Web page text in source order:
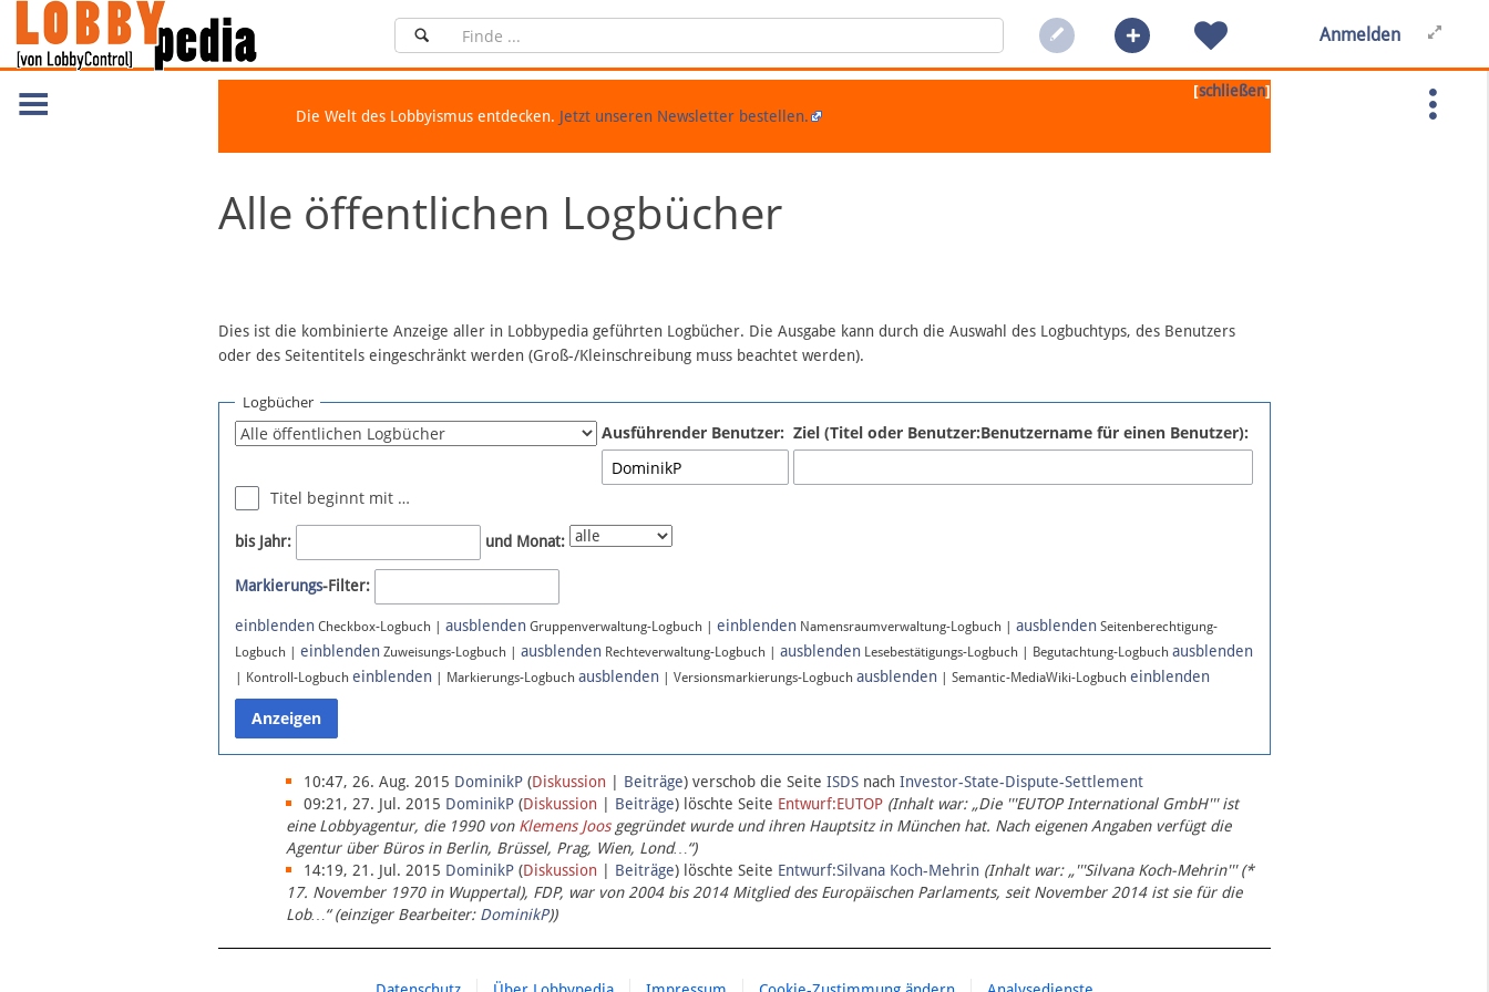
Anmelden
[schließen]
Die Welt des Lobbyismus entdecken. Jetzt unseren Newsletter bestellen.
Alle öffentlichen Logbücher
Dies ist die kombinierte Anzeige aller in Lobbypedia geführten Logbücher. Die Ausgabe kann durch die Auswahl des Logbuchtyps, des Benutzers
oder des Seitentitels eingeschränkt werden (Groß-/Kleinschreibung muss beachtet werden).
Logbücher
Ausführender Benutzer: Ziel (Titel oder Benutzer:Benutzername für einen Benutzer):
Titel beginnt mit …
bis Jahr: und Monat:
Markierungs-Filter:
einblenden Checkbox-Logbuch | ausblenden Gruppenverwaltung-Logbuch | einblenden Namensraumverwaltung-Logbuch | ausblenden Seitenberechtigung-
Logbuch | einblenden Zuweisungs-Logbuch | ausblenden Rechteverwaltung-Logbuch | ausblenden Lesebestätigungs-Logbuch | Begutachtung-Logbuch ausblenden
| Kontroll-Logbuch einblenden | Markierungs-Logbuch ausblenden | Versionsmarkierungs-Logbuch ausblenden | Semantic-MediaWiki-Logbuch einblenden
10:47, 26. Aug. 2015 DominikP (Diskussion | Beiträge) verschob die Seite ISDS nach Investor-State-Dispute-Settlement
09:21, 27. Jul. 2015 DominikP (Diskussion | Beiträge) löschte Seite Entwurf:EUTOP (Inhalt war: „Die '''EUTOP International GmbH''' ist
eine Lobbyagentur, die 1990 von Klemens Joosgegründet wurde und ihren Hauptsitz in München hat. Nach eigenen Angaben verfügt die
Agentur über Büros in Berlin, Brüssel, Prag, Wien, Lond…“)
14:19, 21. Jul. 2015 DominikP (Diskussion | Beiträge) löschte Seite Entwurf:Silvana Koch-Mehrin (Inhalt war: „'''Silvana Koch-Mehrin''' (*
17. November 1970 in Wuppertal), FDP, war von 2004 bis 2014 Mitglied des Europäischen Parlaments, seit November 2014 ist sie für die
Lob…“ (einziger Bearbeiter: DominikP))